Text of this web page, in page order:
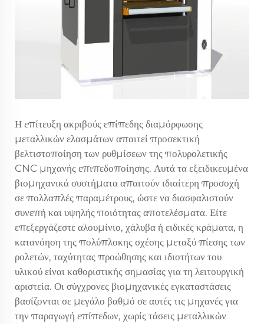
Η επίτευξη ακριβούς επίπεδης διαμόρφωσης
μεταλλικών ελασμάτων απαιτεί προσεκτική
βελτιστοποίηση των ρυθμίσεων της πολυρολετικής
CNC μηχανής επιπεδοποίησης. Αυτά τα εξειδικευμένα
βιομηχανικά συστήματα απαιτούν ιδιαίτερη προσοχή
σε πολλαπλές παραμέτρους, ώστε να διασφαλιστούν
συνεπή και υψηλής ποιότητας αποτελέσματα. Είτε
επεξεργάζεστε αλουμίνιο, χάλυβα ή ειδικές κράματα, η
κατανόηση της πολύπλοκης σχέσης μεταξύ πίεσης των
ρολετών, ταχύτητας προώθησης και ιδιοτήτων του
υλικού είναι καθοριστικής σημασίας για τη λειτουργική
αριστεία. Οι σύγχρονες βιομηχανικές εγκαταστάσεις
βασίζονται σε μεγάλο βαθμό σε αυτές τις μηχανές για
την παραγωγή επίπεδων, χωρίς τάσεις μεταλλικών